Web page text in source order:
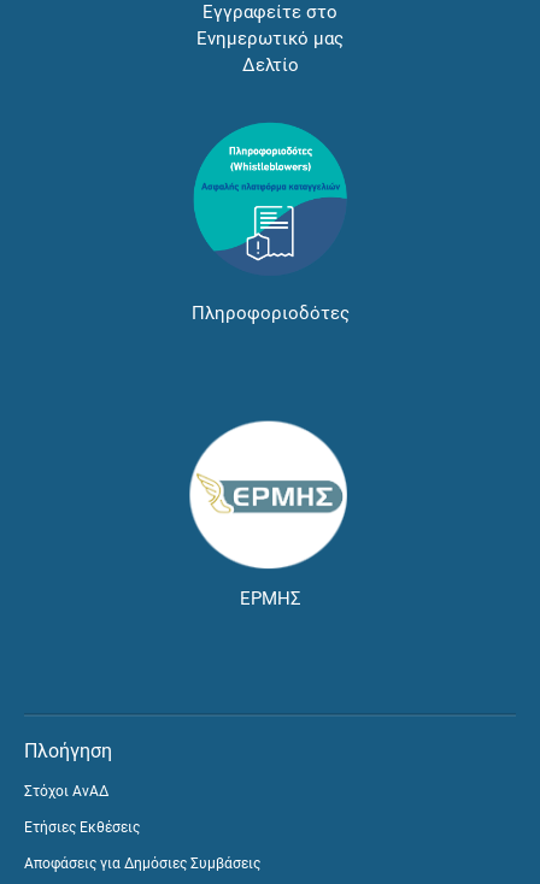
Εγγραφείτε στο
Ενημερωτικό μας
Δελτίο
Πληροφοριοδότες
ΕΡΜΗΣ
Πλοήγηση
Στόχοι ΑνΑΔ
Ετήσιες Εκθέσεις
Αποφάσεις για Δημόσιες Συμβάσεις